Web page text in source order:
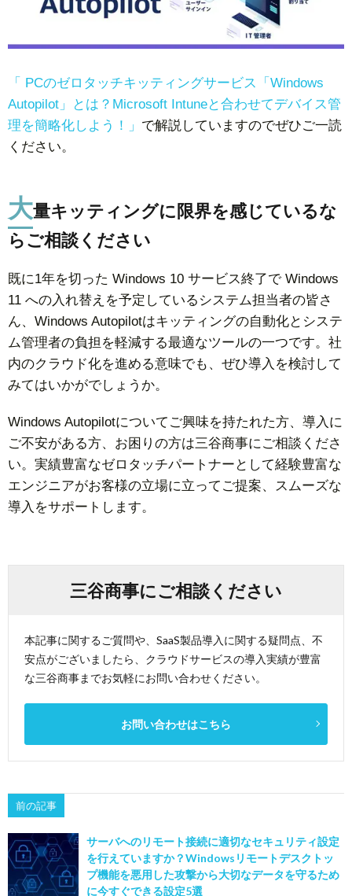
「 PCのゼロタッチキッティングサービス「Windows
Autopilot」とは？Microsoft Intuneと合わせてデバイス管
理を簡略化しよう！」 で解説していますのでぜひご一読
ください。
大量キッティングに限界を感じているな
らご相談ください
既に1年を切った Windows 10 サービス終了で Windows
11 への入れ替えを予定しているシステム担当者の皆さ
ん、Windows Autopilotはキッティングの自動化とシステ
ム管理者の負担を軽減する最適なツールの一つです。社
内のクラウド化を進める意味でも、ぜひ導入を検討して
みてはいかがでしょうか。
Windows Autopilotについてご興味を持たれた方、導入に
ご不安がある方、お困りの方は三谷商事にご相談くださ
い。実績豊富なゼロタッチパートナーとして経験豊富な
エンジニアがお客様の立場に立ってご提案、スムーズな
導入をサポートします。
三谷商事にご相談ください
本記事に関するご質問や、SaaS製品導入に関する疑問点、不
安点がございましたら、クラウドサービスの導入実績が豊富
な三谷商事までお気軽にお問い合わせください。
お問い合わせはこちら
前の記事
サーバへのリモート接続に適切なセキュリティ設定
を行えていますか？Windowsリモートデスクトッ
プ機能を悪用した攻撃から大切なデータを守るため
に今すぐできる設定5選